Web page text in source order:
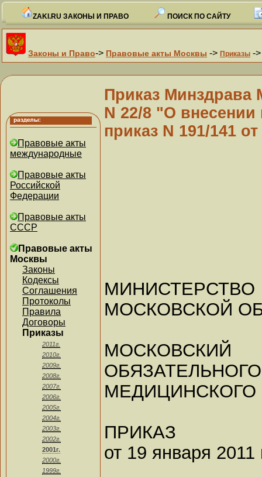
ZAKI.RU ЗАКОНЫ И ПРАВО ПОИСК ПО САЙТУ
Законы и Право-> Правовые акты Москвы -> Приказы -
Правовые акты
международные
Правовые акты
Российской
Федерации
Правовые акты
СССР
Правовые акты
Москвы
Законы
Кодексы
Соглашения
Протоколы
Правила
Договоры
Приказы
2011г.
2010г.
2009г.
2008г.
2007г.
2006г.
2005г.
2004г.
2003г.
2002г.
2001г.
2000г.
1999г.
Приказ
N 22/8 "О
приказ N 191/141
МОСКОВСКОЙ
ОБЯЗАТЕЛЬНОГО
МЕДИЦИНСКОГО
ПРИКАЗ
от 19 января 2011